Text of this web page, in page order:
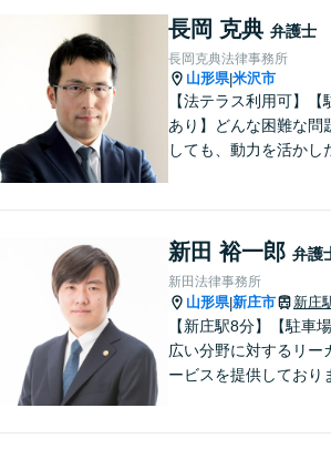
長岡 克典 弁護士
長岡克典法律事務所
山形県|米沢市
【法テラス利用可】【
あり】どんな困難な問
しても、動力を活かし
るよう努力することで
決を目指します。 お気
相談ください。
新田 裕一郎 弁護
新田法律事務所
山形県|新庄市 新庄
【新庄駅8分】【駐車
広い分野に対するリー
ービスを提供しており